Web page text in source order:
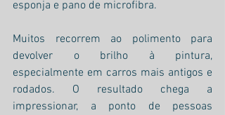
esponja e pano de microfibra.
Muitos recorrem ao polimento para
devolver o brilho à pintura,
especialmente em carros mais antigos e
rodados. O resultado chega a
impressionar, a ponto de pessoas